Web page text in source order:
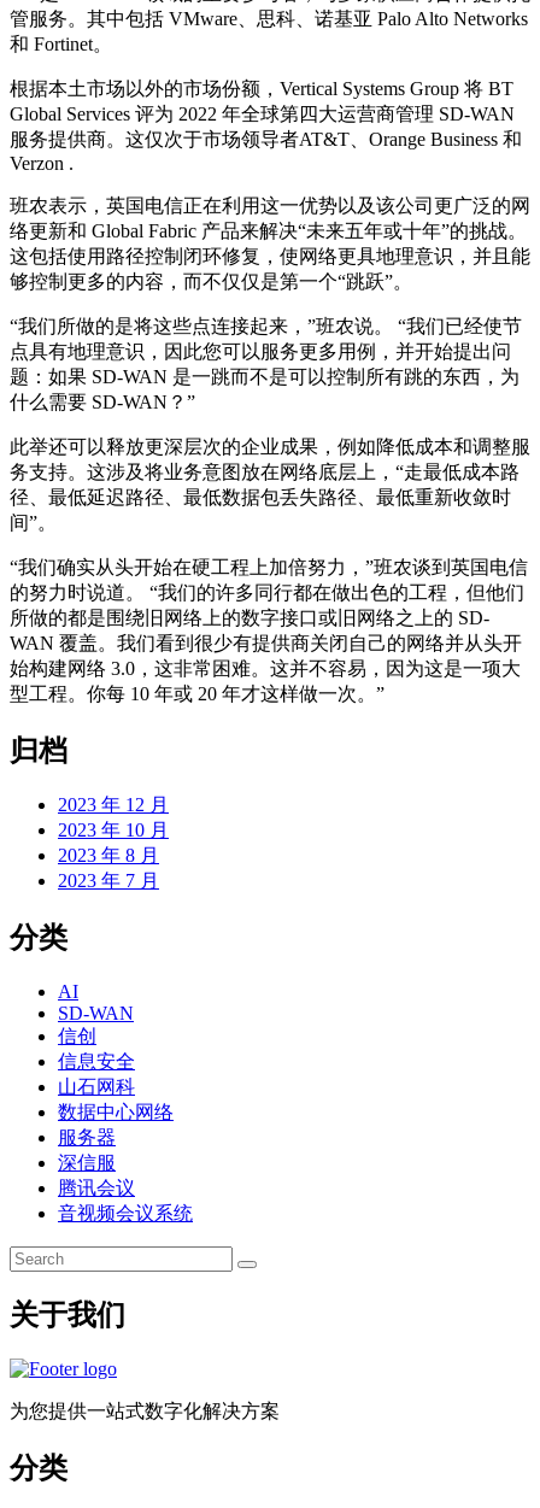
管服务。其中包括 VMware、 思科 诺基亚 Palo Alto Networks
和 Fortinet。
根据本土市场以外的市场份额，Vertical Systems Group 将 BT
Global Services 评为 2022 年全球第四大运营商管理 SD-WAN
服务提供商。这仅次于市场领导者AT&T 、Orange Business 和
Verzon .
班农表示，英国电信正在利用这一优势以及该公司更广泛的网
络更新和 Global Fabric 产品来解决“未来五年或十年”的挑战。
这包括使用路径控制闭环修复，使网络更具地理意识，并且能
够控制更多的内容，而不仅仅是第一个“跳跃”。
“我们所做的是将这些点连接起来，”班农说。 “我们已经使节
点具有地理意识，因此您可以服务更多用例，并开始提出问
题：如果 SD-WAN 是一跳而不是可以控制所有跳的东西，为
什么需要 SD-WAN？”
此举还可以释放更深层次的企业成果，例如降低成本和调整服
务支持。这涉及将业务意图放在网络底层上，“走最低成本路
径、最低延迟路径、最低数据包丢失路径、最低重新收敛时
间”。
“我们确实从头开始在硬工程上加倍努力，”班农谈到英国电信
的努力时说道。 “我们的许多同行都在做出色的工程，但他们
所做的都是围绕旧网络上的数字接口或旧网络之上的 SD-
WAN 覆盖。我们看到很少有提供商关闭自己的网络并从头开
始构建网络 3.0，这非常困难。这并不容易，因为这是一项大
型工程。你每 10 年或 20 年才这样做一次。”
归档
2023 年 12 月
2023 年 10 月
2023 年 8 月
2023 年 7 月
分类
AI
SD-WAN
信创
信息安全
山石网科
数据中心网络
服务器
深信服
腾讯会议
音视频会议系统
关于我们
为您提供一站式数字化解决方案
分类